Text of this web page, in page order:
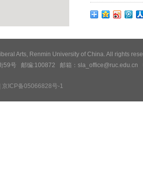
Arts, Renmin University of China. All rights
59号 邮编:100872 邮箱：
京ICP备05066828号-1